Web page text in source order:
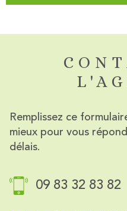
Remplissez ce
mieux pour vous
délais.
09 83 32 83 82